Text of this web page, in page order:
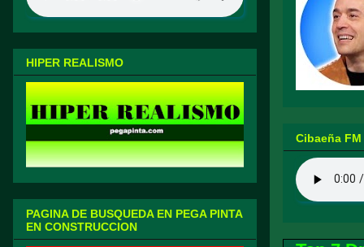
Cibaeña FM
HIPER REALISMO
PAGINA DE BUSQUEDA EN PEGA PINTA
EN CONSTRUCCION